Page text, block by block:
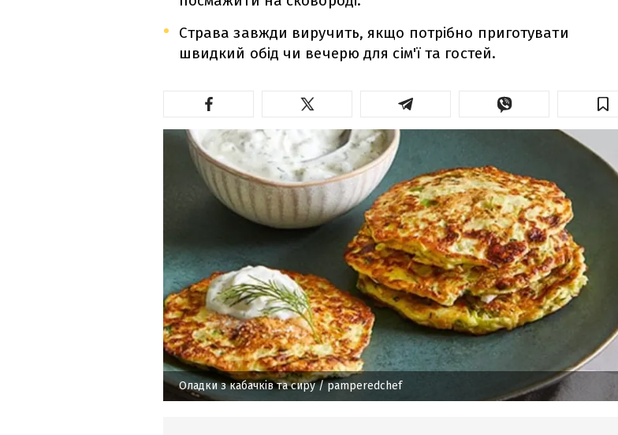
Страва завжди виручить, якщо потрібно приготувати
швидкий обід чи вечерю для сім'ї та гостей.
Оладки з кабачків та сиру/ pamperedchef